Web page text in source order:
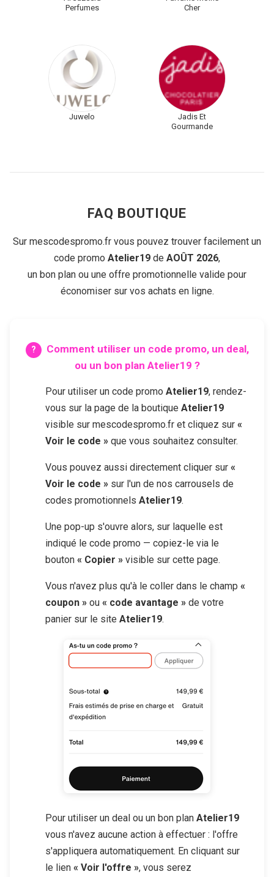
Perfumes
Cher
Juwelo
Jadis Et
Gourmande
FAQ BOUTIQUE
Sur mescodespromo.fr vous pouvez trouver facilement un
code promo Atelier19 de AOÛT 2026,
un bon plan ou une offre promotionnelle valide pour
économiser sur vos achats en ligne.
Comment utiliser un code promo, un deal,
ou un bon plan Atelier19 ?
Pour utiliser un code promo Atelier19, rendez-
vous sur la page de la boutique Atelier19
visible sur mescodespromo.fr et cliquez sur «
Voir le code » que vous souhaitez consulter.
Vous pouvez aussi directement cliquer sur «
Voir le code » sur l'un de nos carrousels de
codes promotionnels Atelier19.
Une pop-up s'ouvre alors, sur laquelle est
indiqué le code promo — copiez-le via le
bouton « Copier » visible sur cette page.
Vous n'avez plus qu'à le coller dans le champ «
coupon » ou « code avantage » de votre
panier sur le site Atelier19.
Pour utiliser un deal ou un bon plan Atelier19
vous n'avez aucune action à effectuer : l'offre
s'appliquera automatiquement. En cliquant sur
le lien « Voir l'offre », vous serez